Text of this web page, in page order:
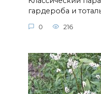
гардероба и
0 216